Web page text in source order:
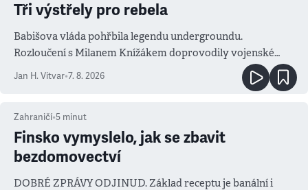
Tři výstřely pro rebela
Babišova vláda pohřbila legendu undergroundu.
Rozloučení s Milanem Knížákem doprovodily vojenské
salvy i kritika pokrokářů
Jan H. Vitvar•7. 8. 2026
Zahraničí•5 minut
Finsko vymyslelo, jak se zbavit
bezdomovectví
DOBRÉ ZPRÁVY ODJINUD. Základ receptu je banální i